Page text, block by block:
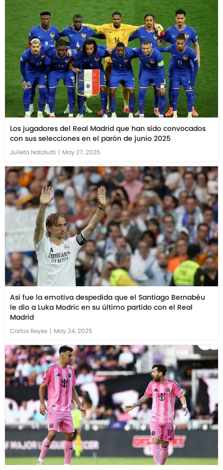
Los jugadores del Real Madrid que han sido convocados
con sus selecciones en el parón de junio 2025
Julieta Natalutti | May 27, 2025
Así fue la emotiva despedida que el Santiago Bernabéu
le dio a Luka Modric en su último partido con el Real
Madrid
Carlos Reyes | May 24, 2025